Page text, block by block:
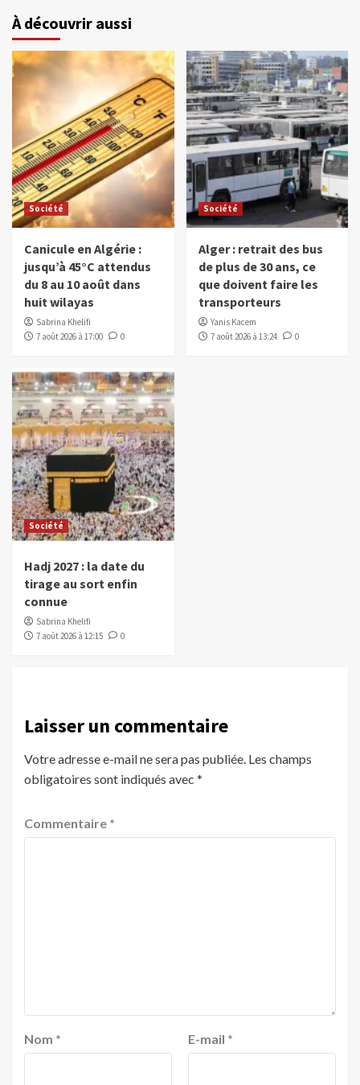
À découvrir aussi
Société
Canicule en Algérie :
jusqu’à 45°C attendus
du 8 au 10 août dans
huit wilayas
Sabrina Khelifi
7 août 2026 à 17:00
0
Société
Alger : retrait des bus
de plus de 30 ans, ce
que doivent faire les
transporteurs
Yanis Kacem
7 août 2026 à 13:24
0
Société
Hadj 2027 : la date du
tirage au sort enfin
connue
Sabrina Khelifi
7 août 2026 à 12:15
0
Laisser un commentaire
Votre adresse e-mail ne sera pas publiée. Les champs
obligatoires sont indiqués avec *
Commentaire *
Nom * E-mail *